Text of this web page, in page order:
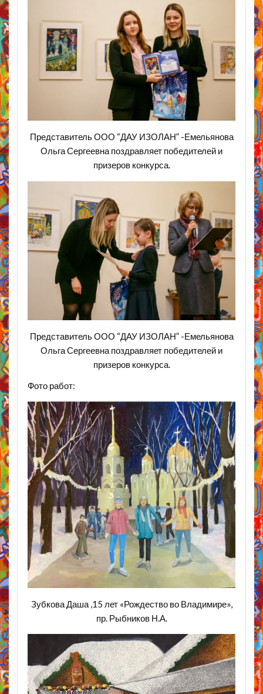
Представитель ООО “ДАУ ИЗОЛАН” -Емельянова
Ольга Сергеевна поздравляет победителей и
призеров конкурса.
Представитель ООО “ДАУ ИЗОЛАН” -Емельянова
Ольга Сергеевна поздравляет победителей и
призеров конкурса.
Фото работ:
Зубкова Даша ,15 лет «Рождество во Владимире»,
пр. Рыбников Н.А.